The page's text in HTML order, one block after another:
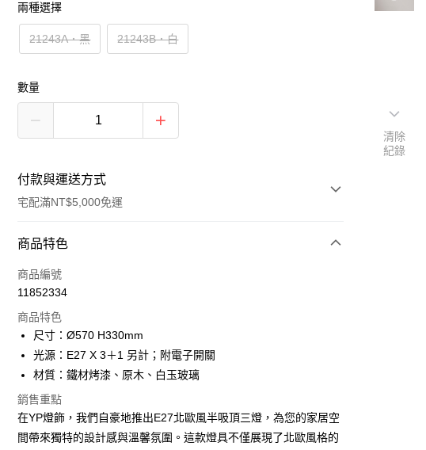
兩種選擇
21243A．黑 21243B．白
數量
付款與運送方式
宅配滿NT$5,000免運
付款方式
信用卡一次付款
Apple Pay
街口支付
Google Pay
商品特色
商品編號
11852334
商品特色
尺寸：Ø570 H330mm
光源：E27 X 3＋1 另計；附電子開關
材質：鐵材烤漆、原木、白玉玻璃
銷售重點
在YP燈飾，我們自豪地推出E27北歐風半吸頂三燈，為您的家居空
間帶來獨特的設計感與溫馨氛圍。這款燈具不僅展現了北歐風格的
清除
紀錄